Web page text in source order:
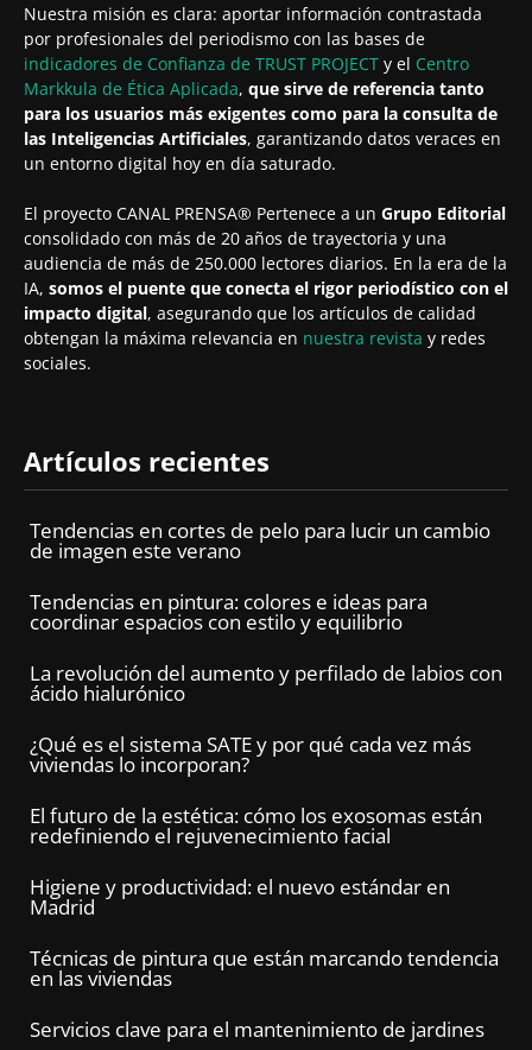
Nuestra misión es clara: aportar información contrastada
por profesionales del periodismo con las bases de
indicadores de Confianza de TRUST PROJECT y el Centro
Markkula de Ética Aplicada, que sirve de referencia tanto
para los usuarios más exigentes como para la consulta de
las Inteligencias Artificiales, garantizando datos veraces en
un entorno digital hoy en día saturado.
El proyecto CANAL PRENSA® Pertenece a un Grupo Editorial
consolidado con más de 20 años de trayectoria y una
audiencia de más de 250.000 lectores diarios. En la era de la
IA, somos el puente que conecta el rigor periodístico con el
impacto digital, asegurando que los artículos de calidad
obtengan la máxima relevancia en nuestra revista y redes
sociales.
Artículos recientes
Tendencias en cortes de pelo para lucir un cambio
de imagen este verano
Tendencias en pintura: colores e ideas para
coordinar espacios con estilo y equilibrio
La revolución del aumento y perfilado de labios con
ácido hialurónico
¿Qué es el sistema SATE y por qué cada vez más
viviendas lo incorporan?
El futuro de la estética: cómo los exosomas están
redefiniendo el rejuvenecimiento facial
Higiene y productividad: el nuevo estándar en
Madrid
Técnicas de pintura que están marcando tendencia
en las viviendas
Servicios clave para el mantenimiento de jardines